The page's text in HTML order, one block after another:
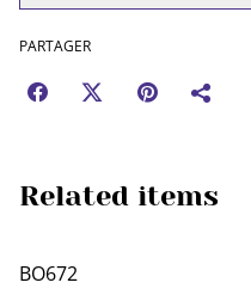
PARTAGER
Related items
BO672